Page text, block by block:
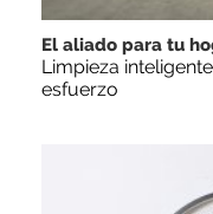
El aliado para tu
Limpieza
esfuerzo